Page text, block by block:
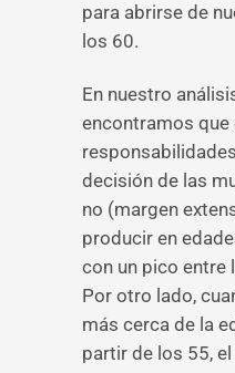
para abrirse de
los 60.
En nuestro
encontramos
decisión de las
no (margen
producir en
con un pico entre
Por otro lado,
más cerca de la
partir de los 55,